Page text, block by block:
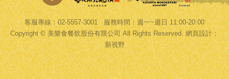
客服專線：02-5557-3001 服務時間：週一~週日 11:00-20:00
Copyright © 美樂食餐飲股份有限公司 All Rights Reserved.網頁設計：
新視野